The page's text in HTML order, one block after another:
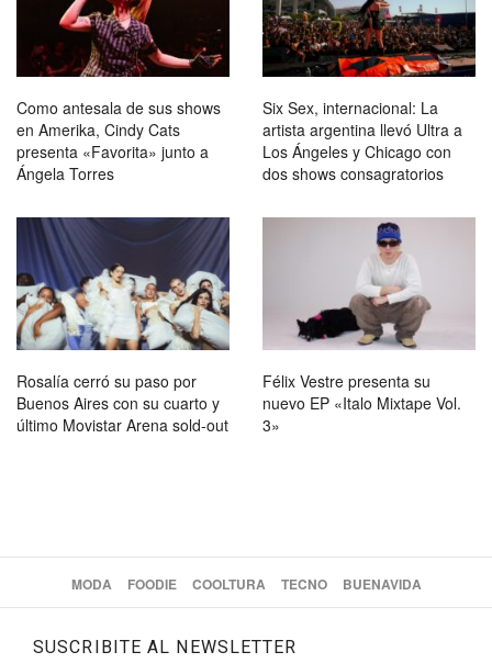
Como antesala de sus shows
en Amerika, Cindy Cats
presenta «Favorita» junto a
Ángela Torres
Six Sex, internacional: La
artista argentina llevó Ultra a
Los Ángeles y Chicago con
dos shows consagratorios
Rosalía cerró su paso por
Buenos Aires con su cuarto y
último Movistar Arena sold-out
Félix Vestre presenta su
nuevo EP «Italo Mixtape Vol.
3»
MODA FOODIE COOLTURA TECNO BUENAVIDA
SUSCRIBITE AL NEWSLETTER